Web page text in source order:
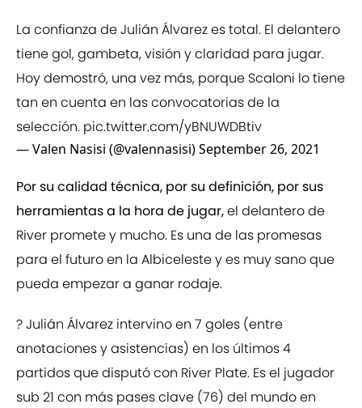
La confianza de Julián Álvarez es total. El delantero
tiene gol, gambeta, visión y claridad para jugar.
Hoy demostró, una vez más, porque Scaloni lo tiene
tan en cuenta en las convocatorias de la
selección. pic.twitter.com/yBNUWDBtiv
— Valen Nasisi (@valennasisi)September 26, 2021
Por su calidad técnica, por su definición, por sus
herramientas a la hora de jugar,el delantero de
River promete y mucho. Es una de las promesas
para el futuro en la Albiceleste y es muy sano que
pueda empezar a ganar rodaje.
? Julián Álvarez intervino en 7 goles (entre
anotaciones y asistencias) en los últimos 4
partidos que disputó con River Plate. Es el jugador
sub 21 con más pases clave (76) del mundo en